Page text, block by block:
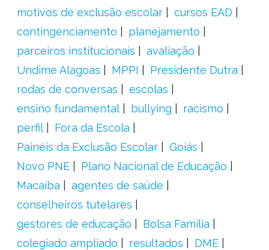
motivos de exclusão escolar
cursos EAD
contingenciamento
planejamento
parceiros institucionais
avaliação
Undime Alagoas
MPPI
Presidente Dutra
rodas de conversas
escolas
ensino fundamental
bullying
racismo
perfil
Fora da Escola
Painéis da Exclusão Escolar
Goiás
Novo PNE
Plano Nacional de Educação
Macaíba
agentes de saúde
conselheiros tutelares
gestores de educação
Bolsa Família
colegiado ampliado
resultados
DME